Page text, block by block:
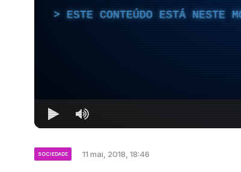
ESTE CONTEÚDO ESTÁ NESTE
SOCIEDADE 11 mai, 2018, 18:46